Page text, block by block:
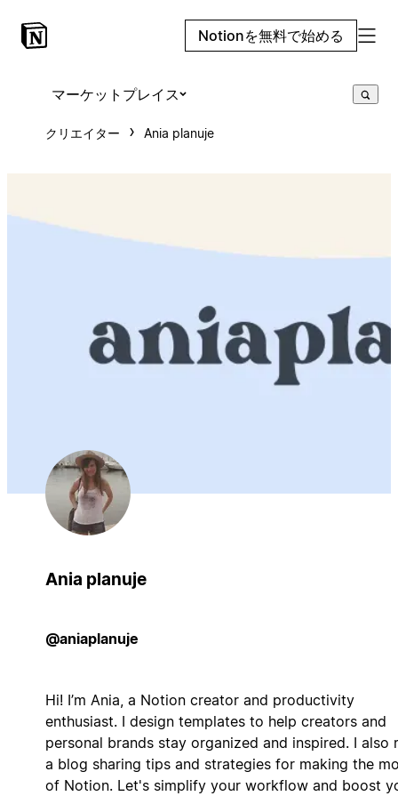
Notionを無料で始める
マーケットプレイス
クリエイター Ania planuje
Ania planuje
@aniaplanuje
Hi! I’m Ania, a Notion creator and productivity
enthusiast. I design templates to help creators and
personal brands stay organized and inspired. I also
a blog sharing tips and strategies for making the
of Notion. Let's simplify your workflow and boost